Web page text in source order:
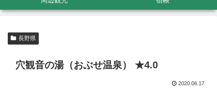
長野県
穴観音の湯（おぶせ温泉） ★4.0
2020.06.17